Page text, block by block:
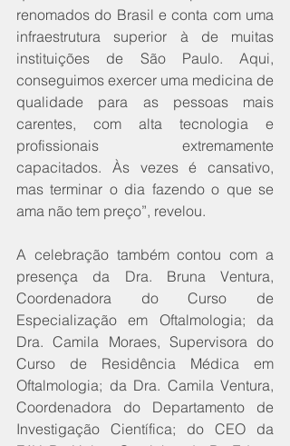
renomados do Brasil e conta com uma
infraestrutura superior à de muitas
instituições de São Paulo. Aqui,
conseguimos exercer uma medicina de
qualidade para as pessoas mais
carentes, com alta tecnologia e
profissionais extremamente
capacitados. Às vezes é cansativo,
mas terminar o dia fazendo o que se
ama não tem preço”, revelou.
A celebração também contou com a
presença da Dra. Bruna Ventura,
Coordenadora do Curso de
Especialização em Oftalmologia; da
Dra. Camila Moraes, Supervisora do
Curso de Residência Médica em
Oftalmologia; da Dra. Camila Ventura,
Coordenadora do Departamento de
Investigação Científica; do CEO da